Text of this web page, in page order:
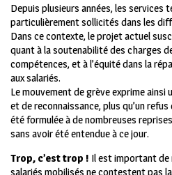
Depuis plusieurs années, les services
particulièrement sollicités dans les
Dans ce contexte, le projet actuel
quant à la soutenabilité des charges
compétences, et à l’équité dans la
aux salariés.
Le mouvement de grève exprime ainsi
et de reconnaissance, plus qu’un
été formulée à de nombreuses
sans avoir été entendue à ce jour.
Trop, c’est trop ! Il est important de
salariés mobilisés ne contestent pas